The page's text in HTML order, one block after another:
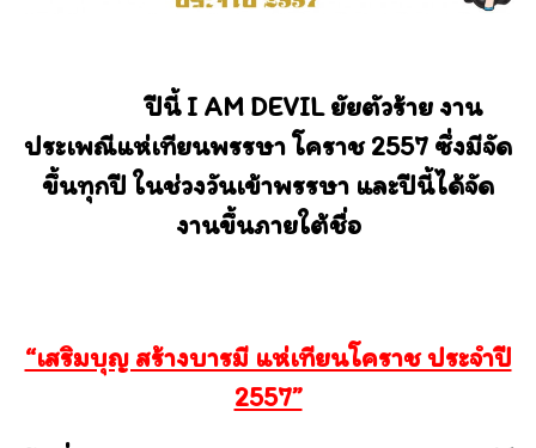
ปีนี้ I AM DEVIL ยัยตัวร้าย งาน
ประเพณีแห่เทียนพรรษา โคราช 2557 ซึ่งมีจัด
ขึ้นทุกปี ในช่วงวันเข้าพรรษา และปีนี้ได้จัด
งานขึ้นภายใต้ชื่อ
“เสริมบุญ สร้างบารมี แห่เทียนโคราช ประจำปี
2557”